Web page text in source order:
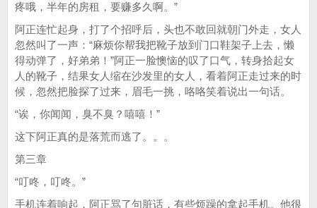
疼哦，半年的房租，要赚多久啊。”
阿正连忙起身，打了个招呼后，头也不敢回就朝门外走，女人
忽然叫了一声：“麻烦你帮我把靴子放到门口鞋架子上去，懒
得动弹了，好弟弟！”阿正一脸懊恼的叹了口气，转身拾起女
人的靴子，结果女人缩在沙发里的女人，看着阿正走过来的时
候，忽然把脸探了过来，眉毛一挑，咯咯笑着说出一句话。
“诶，你闻闻，臭不臭？嘻嘻！”
这下阿正真的是落荒而逃了。。。
第三章
“叮咚，叮咚。”
手机连着响起，阿正骂了句脏话，有些烦躁的拿起手机。他很